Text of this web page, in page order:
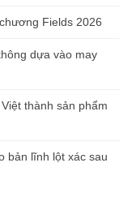
Fields 2026
dựa vào may
thành sản phẩm
bản lĩnh lột xác sau